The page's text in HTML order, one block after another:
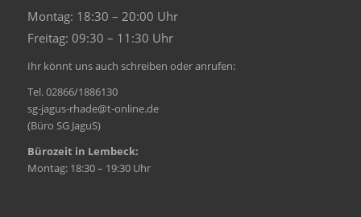
Montag: 18:30 – 20:00 Uhr
Freitag: 09:30 – 11:30 Uhr
Ihr könnt uns auch schreiben oder anrufen:
Tel. 02866/1886130
sg-jagus-rhade@t-online.de
(Büro SG JaguS)
Bürozeit in Lembeck:
Montag: 18:30 – 19:30 Uhr